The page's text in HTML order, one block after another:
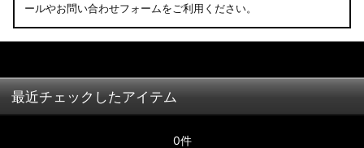
ールやお問い合わせフォームをご利用ください。
最近チェックしたアイテム
0件